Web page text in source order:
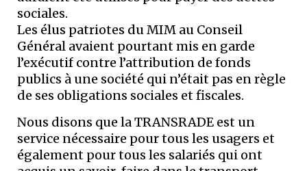
sociales.
Les élus patriotes du MIM au Conseil
Général avaient pourtant mis en garde
l’exécutif contre l’attribution de fonds
publics à une société qui n’était pas en règle
de ses obligations sociales et fiscales.
Nous disons que la TRANSRADE est un
service nécessaire pour tous les usagers et
également pour tous les salariés qui ont